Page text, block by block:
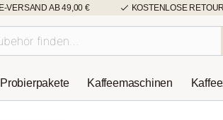
VERSAND AB 49,00 € KOSTENLOSE
Probierpakete Kaffeemaschinen